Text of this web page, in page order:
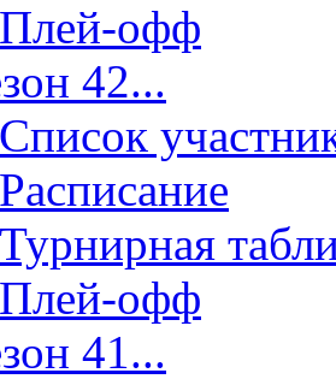
Плей-офф
42...
Список
Расписание
Турнирная
Плей-офф
41...